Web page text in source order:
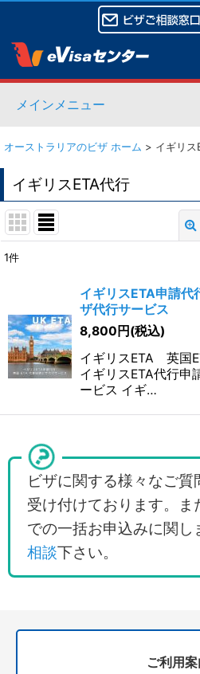
メインメニュー
オーストラリアのビザ ホーム > イギリス
イギリスETA代行
並び順:
絞り込
1件
イギリスETA申請代
ザ代行サービス
8,800 円 (税込)
イギリスETA 英国
イギリスETA代行
ービス イギ…
ビザに関する様々なご
受け付けております。
での一括お申込みに関し
相談下さい。
ご利用案